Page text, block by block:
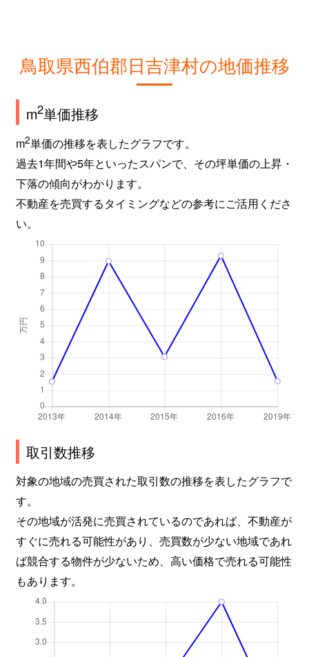
鳥取県西伯郡日吉津村の地価推移
m2単価推移
m2単価の推移を表したグラフです。
過去1年間や5年といったスパンで、その坪単価の上昇・
下落の傾向がわかります。
不動産を売買するタイミングなどの参考にご活用くださ
い。
取引数推移
対象の地域の売買された取引数の推移を表したグラフで
す。
その地域が活発に売買されているのであれば、不動産が
すぐに売れる可能性があり、売買数が少ない地域であれ
ば競合する物件が少ないため、高い価格で売れる可能性
もあります。